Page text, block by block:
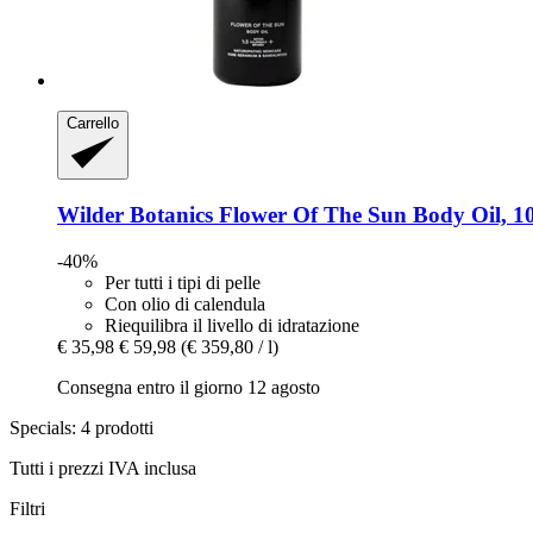
Carrello
Wilder Botanics Flower Of The Sun Body Oil,
-40%
Per tutti i tipi di pelle
Con olio di calendula
Riequilibra il livello di idratazione
€ 35,98 € 59,98 (€ 359,80 / l)
Consegna entro il giorno 12 agosto
Specials: 4 prodotti
Tutti i prezzi IVA inclusa
Filtri